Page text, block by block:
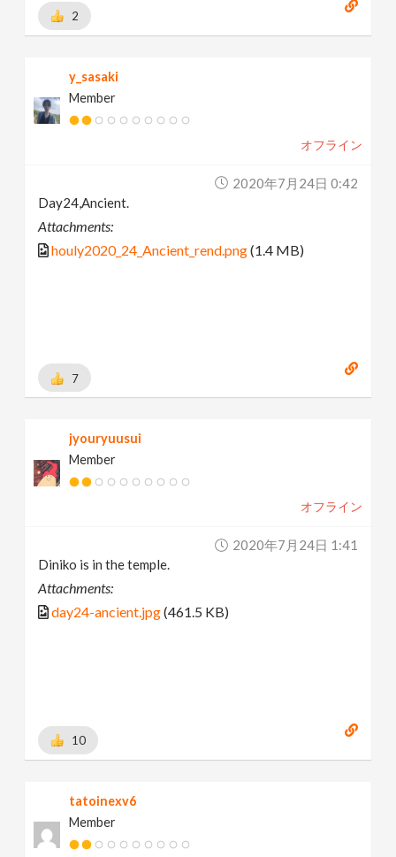
2
y_sasaki
Member
オフライン
2020年7月24日 0:42
Day24,Ancient.
Attachments:
houly2020_24_Ancient_rend.png(1.4 MB)
7
jyouryuusui
Member
オフライン
2020年7月24日 1:41
Diniko is in the temple.
Attachments:
day24-ancient.jpg(461.5 KB)
10
tatoinexv6
Member